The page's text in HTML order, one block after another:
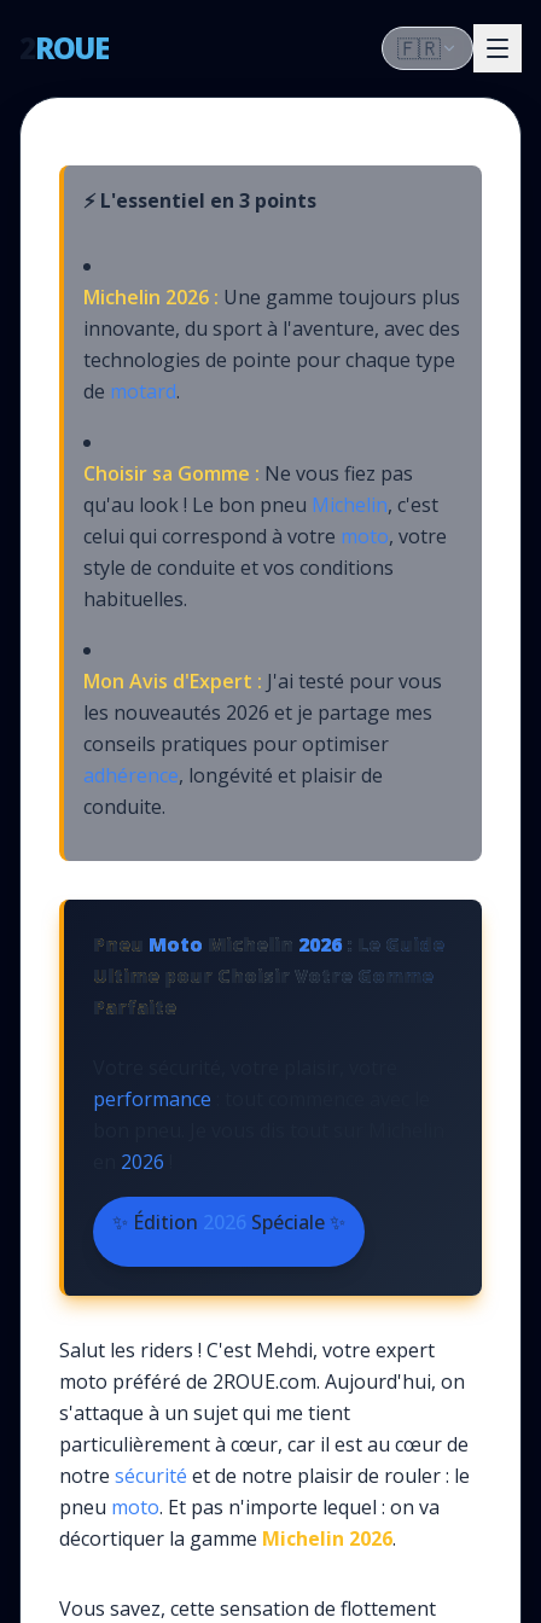
ROUE 🇫🇷
⚡ L'essentiel en 3 points
Michelin 2026 : Une gamme toujours plus
innovante, du sport à l'aventure, avec des
technologies de pointe pour chaque type
de motard.
Choisir sa Gomme : Ne vous fiez pas
qu'au look ! Le bon pneu Michelin, c'est
celui qui correspond à votre moto, votre
style de conduite et vos conditions
habituelles.
Mon Avis d'Expert : J'ai testé pour vous
les nouveautés 2026 et je partage mes
conseils pratiques pour optimiser
adhérence, longévité et plaisir de
conduite.
Pneu Moto Michelin 2026: Le Guide
Ultime pour Choisir Votre Gomme
Parfaite
performance
2026
✨ Édition 2026 Spéciale ✨
Salut les riders ! C'est Mehdi, votre expert
moto préféré de 2ROUE.com. Aujourd'hui, on
s'attaque à un sujet qui me tient
particulièrement à cœur, car il est au cœur de
notre sécurité et de notre plaisir de rouler : le
pneu moto. Et pas n'importe lequel : on va
décortiquer la gamme Michelin 2026.
Vous savez, cette sensation de flottement